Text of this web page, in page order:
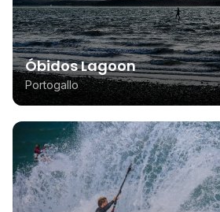
Óbidos Lagoon
Portogallo